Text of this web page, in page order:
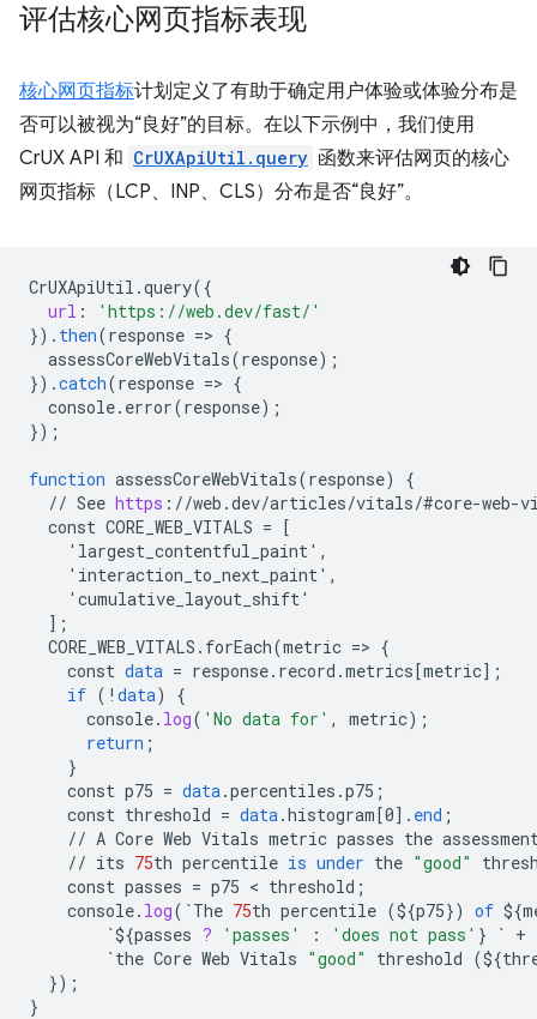
评估核心网页指标表现
核心网页指标计划定义了有助于确定用户体验或体验分布是
否可以被视为“良好”的目标。在以下示例中，我们使用
CrUX API 和 CrUXApiUtil.query 函数来评估网页的核心
网页指标（LCP、INP、CLS）分布是否“良好”。
CrUXApiUtil .query({
url :
'https://web.dev/fast/'
}). then(response => {
assessCoreWebVitals(response);
}).catch(response => {
console. error(response);
});
function assessCoreWebVitals(response)
{
// See https : //web .dev/articles/vitals/#core-web-
const CORE_WEB_VITALS = [
    'largest_contentful_paint',
    'interaction_to_next_paint',
    'cumulative_layout_shift'
] ;
CORE_WEB_VITALS . forEach(metric => {
const data = response. record .metrics[metric] ;
if ( ! data)
{
console. log( 'No data for' , metric);
return ;
}
const p75 = data.percentiles .p75 ;
const threshold = data.histogram[0] . end ;
// A Core Web Vitals metric passes the
// its 75th percentile is under the "good"
const passes = p75 < threshold ;
console. log( `The 75th percentile (${p75}) of ${
`${passes ? 'passes' : 'does not pass' } ` +
`the Core Web Vitals "good" threshold (${
});
}